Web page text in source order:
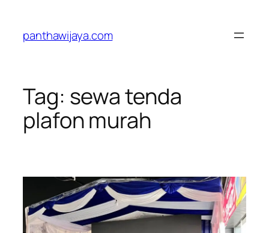
konten
panthawijaya.com
Tag: sewa tenda
plafon murah